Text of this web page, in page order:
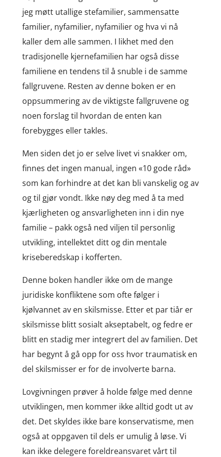
jeg møtt utallige stefamilier, sammensatte
familier, nyfamilier, nyfamilier og hva vi nå
kaller dem alle sammen. I likhet med den
tradisjonelle kjernefamilien har også disse
familiene en tendens til å snuble i de samme
fallgruvene. Resten av denne boken er en
oppsummering av de viktigste fallgruvene og
noen forslag til hvordan de enten kan
forebygges eller takles.
Men siden det jo er selve livet vi snakker om,
finnes det ingen manual, ingen «10 gode råd»
som kan forhindre at det kan bli vanskelig og av
og til gjør vondt. Ikke nøy deg med å ta med
kjærligheten og ansvarligheten inn i din nye
familie – pakk også ned viljen til personlig
utvikling, intellektet ditt og din mentale
kriseberedskap i kofferten.
Denne boken handler ikke om de mange
juridiske konfliktene som ofte følger i
kjølvannet av en skilsmisse. Etter et par tiår er
skilsmisse blitt sosialt akseptabelt, og fedre er
blitt en stadig mer integrert del av familien. Det
har begynt å gå opp for oss hvor traumatisk en
del skilsmisser er for de involverte barna.
Lovgivningen prøver å holde følge med denne
utviklingen, men kommer ikke alltid godt ut av
det. Det skyldes ikke bare konservatisme, men
også at oppgaven til dels er umulig å løse. Vi
kan ikke delegere foreldreansvaret vårt til